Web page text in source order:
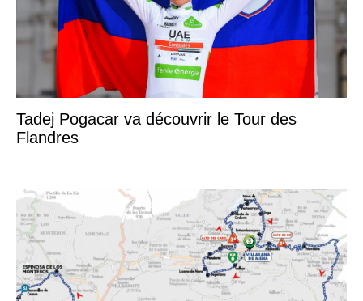
Tadej Pogacar va découvrir le Tour des
Flandres